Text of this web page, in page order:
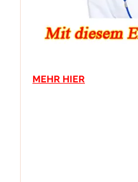
MEHR HIER